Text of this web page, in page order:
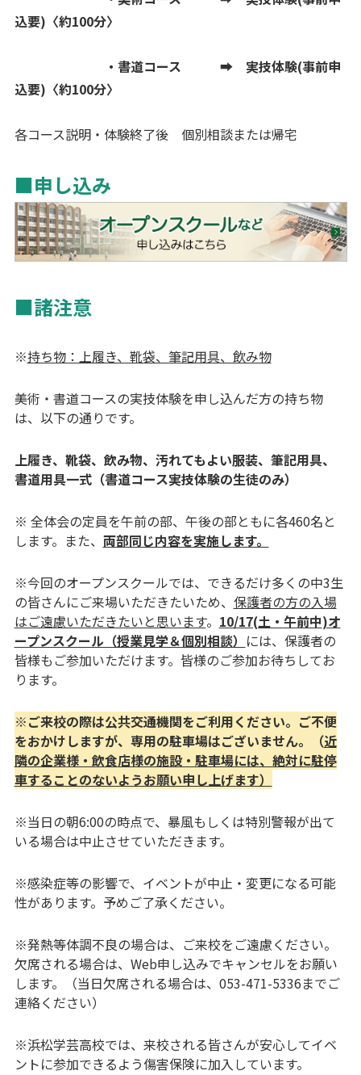
込要)〈約100分〉
・書道コース ➡ 実技体験(事前申
込要)〈約100分〉
各コース説明・体験終了後 個別相談または帰宅
■申し込み
■諸注意
※持ち物：上履き、靴袋、筆記用具、飲み物
美術・書道コースの実技体験を申し込んだ方の持ち物
は、以下の通りです。
上履き、靴袋、飲み物、汚れてもよい服装、筆記用具、
書道用具一式（書道コース実技体験の生徒のみ）
※ 全体会の定員を午前の部、午後の部ともに各460名と
します。また、 両部同じ内容を実施します。
※今回のオープンスクールでは、できるだけ多くの中3生
の皆さんにご来場いただきたいため、 保護者の方の入場
はご遠慮いただきたいと思います。 10/17(土・ 午前中)オ
ープンスクール（授業見学＆個別相談） には、保護者の
皆様もご参加いただけます。皆様のご参加お待ちしてお
ります。
※ご来校の際は公共交通機関をご利用ください。ご不便
をおかけしますが、専用の駐車場はございません。（近
隣の企業様・飲食店様の施設・駐車場には、絶対に駐停
車することのないようお願い申し上げます）
※当日の朝6:00の時点で、暴風もしくは特別警報が出て
いる場合は中止させていただきます。
※感染症等の影響で、イベントが中止・変更になる可能
性があります。予めご了承ください。
※発熱等体調不良の場合は、ご来校をご遠慮ください。
欠席される場合は、Web申し込みでキャンセルをお願い
します。（当日欠席される場合は、053-471-5336までご
連絡ください）
※浜松学芸高校では、来校される皆さんが安心してイベ
ントに参加できるよう傷害保険に加入しています。